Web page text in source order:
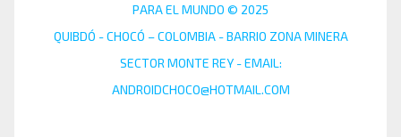
PARA EL MUNDO © 2025
QUIBDÓ - CHOCÓ – COLOMBIA - BARRIO ZONA MINERA
SECTOR MONTE REY - EMAIL:
ANDROIDCHOCO@HOTMAIL.COM